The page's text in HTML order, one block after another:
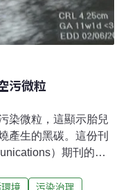
污微粒
染微粒，這顯示胎兒
產生的黑碳。這份刊
）期刊的研
立方公釐數千個微
境
污染治理